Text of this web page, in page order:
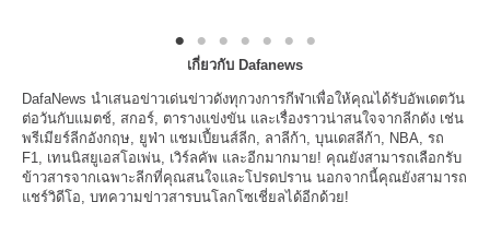
เกี่ยวกับ Dafanews
DafaNews นำเสนอข่าวเด่นข่าวดังทุกวงการกีฬาเพื่อให้คุณได้รับอัพเดตวัน
ต่อวันกับแมตช์, สกอร์, ตารางแข่งขัน และเรื่องราวน่าสนใจจากลีกดัง เช่น
พรีเมียร์ลีกอังกฤษ, ยูฟ่า แชมเปี้ยนส์ลีก, ลาลีก้า, บุนเดสลีก้า, NBA, รถ
F1, เทนนิสยูเอสโอเพ่น, เวิร์ลคัพ และอีกมากมาย! คุณยังสามารถเลือกรับ
ข้าวสารจากเฉพาะลีกที่คุณสนใจและโปรดปราน นอกจากนี้คุณยังสามารถ
แชร์วิดีโอ, บทความข่าวสารบนโลกโซเชี่ยลได้อีกด้วย!